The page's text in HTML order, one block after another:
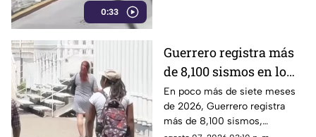
0:33
Guerrero registra más
de 8,100 sismos en lo
que va de 2026, el año
con mayor sismicidad
de los últimos cinco
En poco más de siete meses
de 2026, Guerrero registra
más de 8,100 sismos,